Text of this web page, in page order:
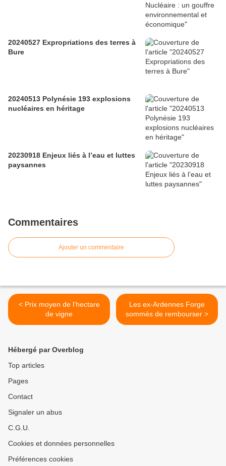
20240527 Expropriations des terres à
Bure
20240513 Polynésie 193 explosions
nucléaires en héritage
20230918 Enjeux liés à l’eau et luttes
paysannes
Commentaires
Ajouter un commentaire
< Prix moyen de l’hectare
de vigne
Les ex-Ardennes Forge
sommés de rembourser >
Hébergé par Overblog
Top articles
Pages
Contact
Signaler un abus
C.G.U.
Cookies et données personnelles
Préférences cookies